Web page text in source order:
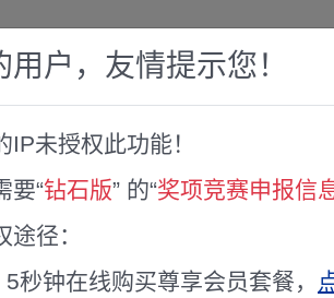
奖项竞赛库
学会 “四十年无私奉献奖”、第九届理事会“先
工程学会 “四十年无
用户，友情提示您！
IP未授权此功能！
要“钻石版” 的“奖项竞赛申报信
途径：
5秒钟在线购买尊享会员套餐，